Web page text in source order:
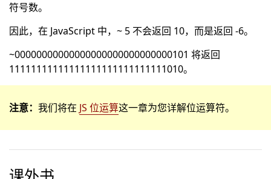
符号数。
因此，在 JavaScript 中，~ 5 不会返回 10，而是返回 -6。
~00000000000000000000000000000101 将返回
11111111111111111111111111111010。
注意： 我们将在 JS 位运算这一章为您详解位运算符。